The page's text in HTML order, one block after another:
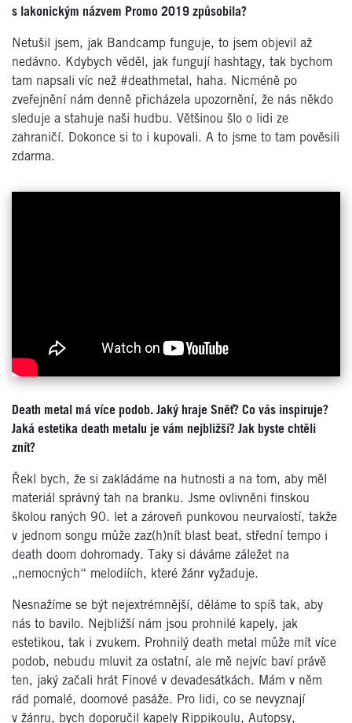
s lakonickým názvem Promo 2019 způsobila?
Netušil jsem, jak Bandcamp funguje, to jsem objevil až
nedávno. Kdybych věděl, jak fungují hashtagy, tak bychom
tam napsali víc než #deathmetal, haha. Nicméně po
zveřejnění nám denně přicházela upozornění, že nás někdo
sleduje a stahuje naši hudbu. Většinou šlo o lidi ze
zahraničí. Dokonce si to i kupovali. A to jsme to tam pověsili
zdarma.
Death metal má více podob. Jaký hraje Sněť? Co vás inspiruje?
Jaká estetika death metalu je vám nejbližší? Jak byste chtěli
znít?
Řekl bych, že si zakládáme na hutnosti a na tom, aby měl
materiál správný tah na branku. Jsme ovlivněni finskou
školou raných 90. let a zároveň punkovou neurvalostí, takže
v jednom songu může zaz(h)nít blast beat, střední tempo i
death doom dohromady. Taky si dáváme záležet na
„nemocných“ melodiích, které žánr vyžaduje.
Nesnažíme se být nejextrémnější, děláme to spíš tak, aby
nás to bavilo. Nejbližší nám jsou prohnilé kapely, jak
estetikou, tak i zvukem. Prohnilý death metal může mít více
podob, nebudu mluvit za ostatní, ale mě nejvíc baví právě
ten, jaký začali hrát Finové v devadesátkách. Mám v něm
rád pomalé, doomové pasáže. Pro lidi, co se nevyznají
v žánru, bych doporučil kapely Rippikoulu, Autopsy,